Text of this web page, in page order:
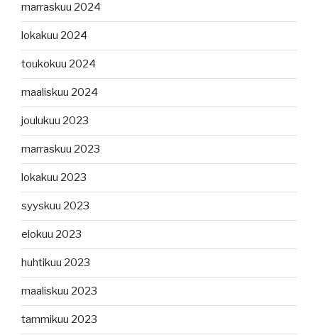
marraskuu 2024
lokakuu 2024
toukokuu 2024
maaliskuu 2024
joulukuu 2023
marraskuu 2023
lokakuu 2023
syyskuu 2023
elokuu 2023
huhtikuu 2023
maaliskuu 2023
tammikuu 2023